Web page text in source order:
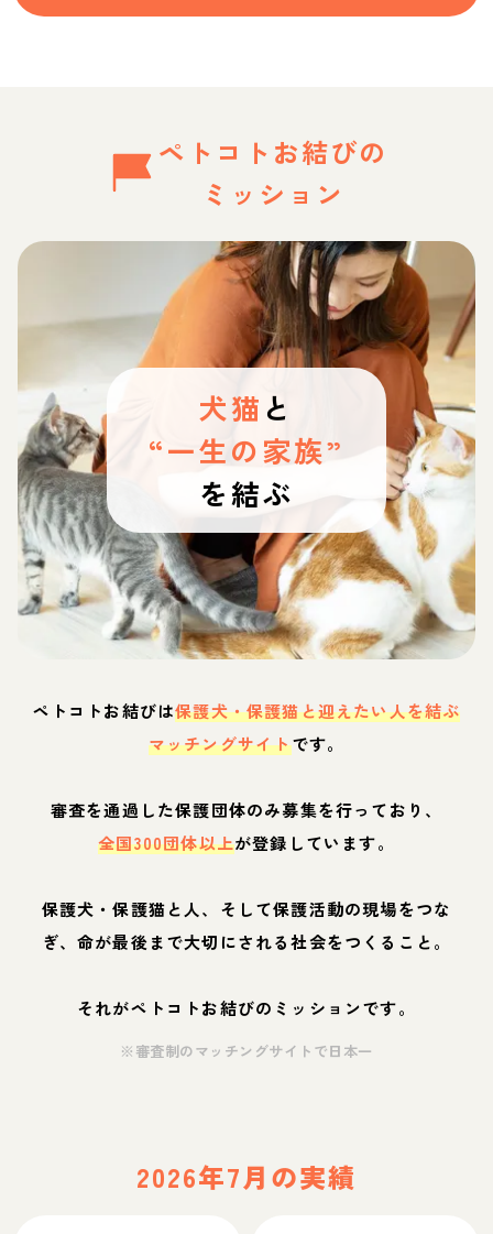
ペトコトお結びの
ミッション
犬猫 と
“一生の家族”
を結ぶ
ペトコトお結びは保護犬・保護猫と迎えたい人を結ぶ
マッチングサイトです。
審査を通過した保護団体のみ募集を行っており、
全国300団体以上が登録しています。
保護犬・保護猫と人、そして保護活動の現場をつな
ぎ、命が最後まで大切にされる社会をつくること。
それがペトコトお結びのミッションです。
※審査制のマッチングサイトで日本一
2026年7月の実績